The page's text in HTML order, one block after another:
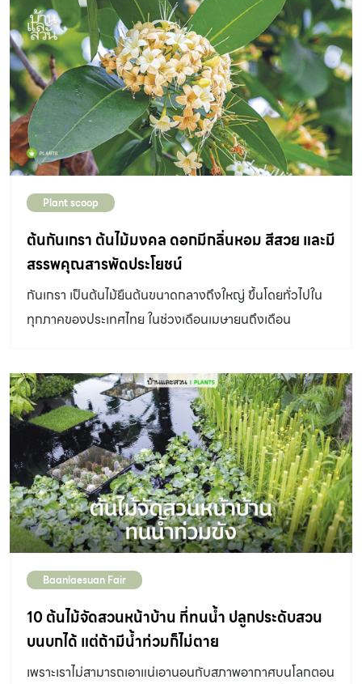
Plant scoop
ต้นกันเกรา ต้นไม้มงคล ดอกมีกลิ่นหอม สีสวย และมี
สรรพคุณสารพัดประโยชน์
กันเกรา เป็นต้นไม้ยืนต้นขนาดกลางถึงใหญ่ ขึ้นโดยทั่วไปใน
ทุกภาคของประเทศไทย ในช่วงเดือนเมษายนถึงเดือน
Baanlaesuan Fair
10 ต้นไม้จัดสวนหน้าบ้าน ที่ทนน้ำ ปลูกประดับสวน
บนบกได้ แต่ถ้ามีน้ำท่วมก็ไม่ตาย
เพราะเราไม่สามารถเอาแน่เอานอนกับสภาพอากาศบนโลกตอน